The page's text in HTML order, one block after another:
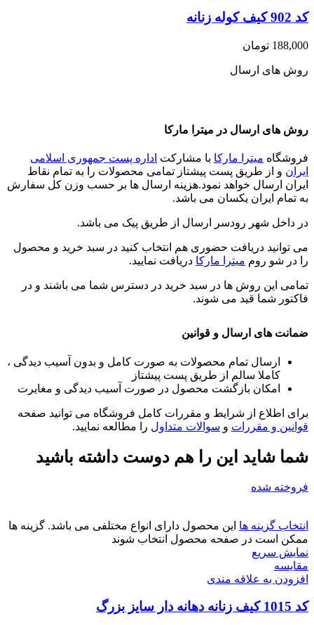
کد 902 کیف کوله زنانه
188,000 تومان
روش های ارسال
روش های ارسال در میترا مارکا
فروشگاه میترا مارکا با مشارکت اداره پست جمهوری اسلامی
ایران و از طریق پست پیشتاز تمامی محصولات را به تمام نقاط
ایران ارسال خواهد نمود.هزینه ارسال ها بر حسب وزن کل سفارش
به تمام ایران یکسان می باشد.
در داخل شهر رودسر ارسال از طریق پیک می باشد.
می توانید دریافت حضوری هم انتخاب کنید در سبد خرید و محصول
را در شو روم میترا مارکا دریافت نمایید.
تمامی این روش ها در سبد خرید در دسترس شما می باشند و در
فاکتور شما قید می شوند.
ضمانت های ارسال و قوانین
ارسال تمام محصولات به صورت کامل و بدون آسیب دیدگی ،
کاملا سالم از طریق پست پیشتاز
امکان بازگشت محصول در صورت آسیب دیدگی و مغایرت
برای اطلاع از شرایط و مقررات کامل فروشگاه می توانید صفحه
قوانین و مقررات و سوالات متداول را مطالعه نمایید.
شما شاید این را هم دوست داشته باشید
فروخته شده
انتخاب گزینه ها این محصول دارای انواع مختلفی می باشد. گزینه ها
ممکن است در صفحه محصول انتخاب شوند
نمایش سریع
مقايسه
افزودن به علاقه مندی
کد 1015 کیف زنانه دهانه دار سایز بزرگ